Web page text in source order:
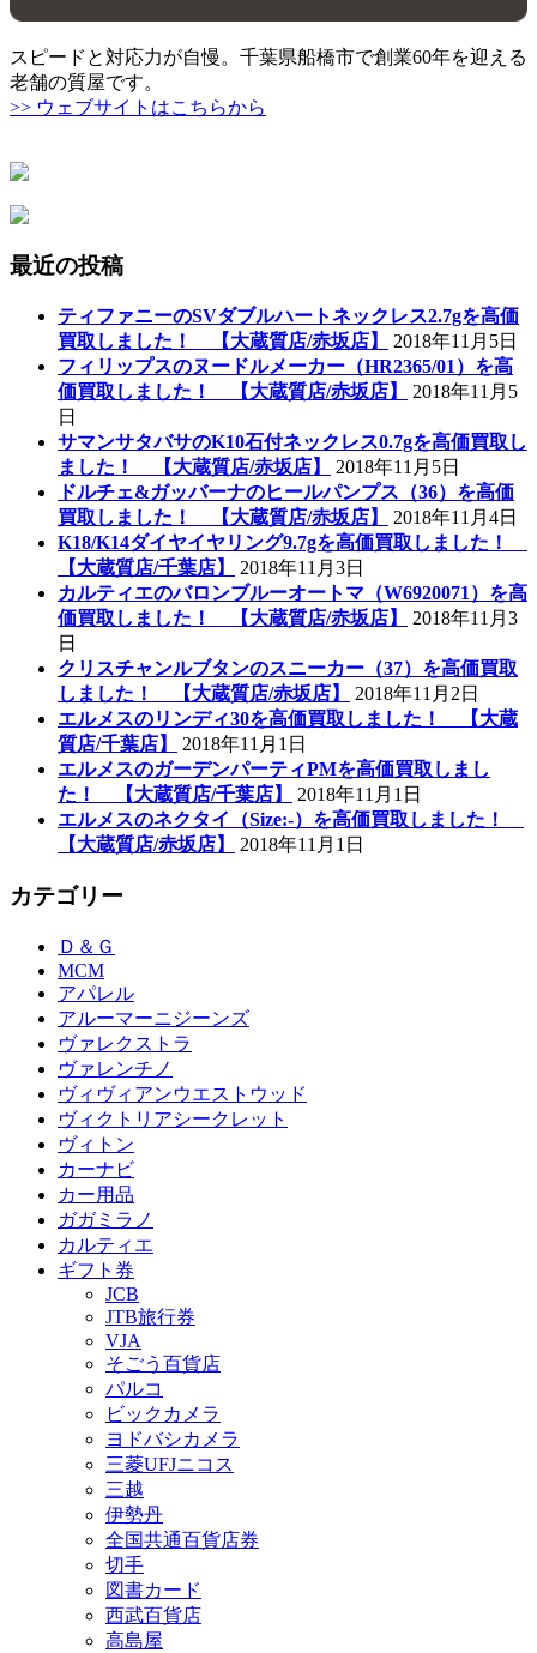
スピードと対応力が自慢。千葉県船橋市で創業60年を迎える
老舗の質屋です。
>> ウェブサイトはこちらから
最近の投稿
ティファニーのSVダブルハートネックレス2.7gを高価
買取しました！ 【大蔵質店/赤坂店】
2018年11月5日
フィリップスのヌードルメーカー（HR2365/01）を高
価買取しました！ 【大蔵質店/赤坂店】
2018年11月5
日
サマンサタバサのK10石付ネックレス0.7gを高価買取し
ました！ 【大蔵質店/赤坂店】
2018年11月5日
ドルチェ&ガッバーナのヒールパンプス（36）を高価
買取しました！ 【大蔵質店/赤坂店】
2018年11月4日
K18/K14ダイヤイヤリング9.7gを高価買取しました！
【大蔵質店/千葉店】
2018年11月3日
カルティエのバロンブルーオートマ（W6920071）を高
価買取しました！ 【大蔵質店/赤坂店】
2018年11月3
日
クリスチャンルブタンのスニーカー（37）を高価買取
しました！ 【大蔵質店/赤坂店】
2018年11月2日
エルメスのリンディ30を高価買取しました！ 【大蔵
質店/千葉店】
2018年11月1日
エルメスのガーデンパーティPMを高価買取しまし
た！ 【大蔵質店/千葉店】
2018年11月1日
エルメスのネクタイ（Size:-）を高価買取しました！
【大蔵質店/赤坂店】
2018年11月1日
カテゴリー
Ｄ＆Ｇ
MCM
アパレル
アルーマーニジーンズ
ヴァレクストラ
ヴァレンチノ
ヴィヴィアンウエストウッド
ヴィクトリアシークレット
ヴィトン
カーナビ
カー用品
ガガミラノ
カルティエ
ギフト券
JCB
JTB旅行券
VJA
そごう百貨店
パルコ
ビックカメラ
ヨドバシカメラ
三菱UFJニコス
三越
伊勢丹
全国共通百貨店券
切手
図書カード
西武百貨店
高島屋